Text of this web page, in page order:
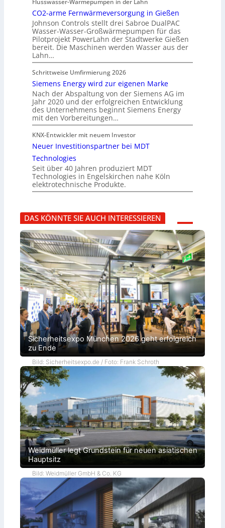
Flusswasser-Wärmepumpen in der Lahn
CO2-arme Fernwärmeversorgung in Gießen
Johnson Controls stellt drei Sabroe DualPAC
Wasser-Wasser-Großwärmepumpen für das
Pilotprojekt PowerLahn der Stadtwerke Gießen
bereit. Die Maschinen werden Wasser aus der
Lahn…
Schrittweise Umfirmierung 2026
Siemens Energy wird zur eigenen Marke
Nach der Abspaltung von der Siemens AG im
Jahr 2020 und der erfolgreichen Entwicklung
des Unternehmens beginnt Siemens Energy
mit den Vorbereitungen…
KNX-Entwickler mit neuem Investor
Neuer Investitionspartner bei MDT
Technologies
Seit über 40 Jahren produziert MDT
Technologies in Engelskirchen nahe Köln
elektrotechnische Produkte.
DAS KÖNNTE SIE AUCH INTERESSIEREN
Sicherheitsexpo München 2026 geht erfolgreich
zu Ende
Bild: Sicherheitsexpo.de / Foto: Frank Schroth
Weidmüller legt Grundstein für neuen asiatischen
Hauptsitz
Bild: Weidmüller GmbH & Co. KG